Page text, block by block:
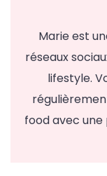
Marie est
réseaux
lifestyle.
food avec une